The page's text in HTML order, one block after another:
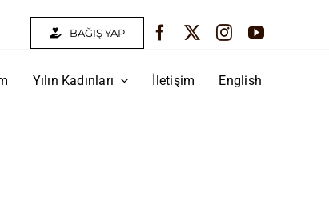
BAĞIŞ YAP
Yılın Kadınları İletişim English